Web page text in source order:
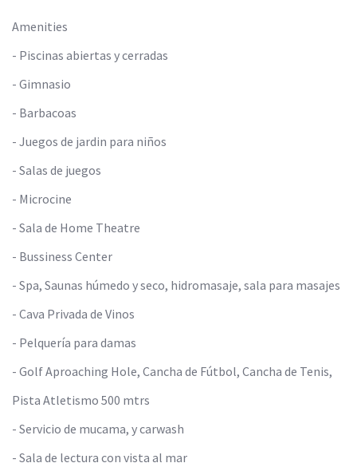
Amenities
- Piscinas abiertas y cerradas
- Gimnasio
- Barbacoas
- Juegos de jardin para niños
- Salas de juegos
- Microcine
- Sala de Home Theatre
- Bussiness Center
- Spa, Saunas húmedo y seco, hidromasaje, sala para masajes
- Cava Privada de Vinos
- Pelquería para damas
- Golf Aproaching Hole, Cancha de Fútbol, Cancha de Tenis,
Pista Atletismo 500 mtrs
- Servicio de mucama, y carwash
- Sala de lectura con vista al mar